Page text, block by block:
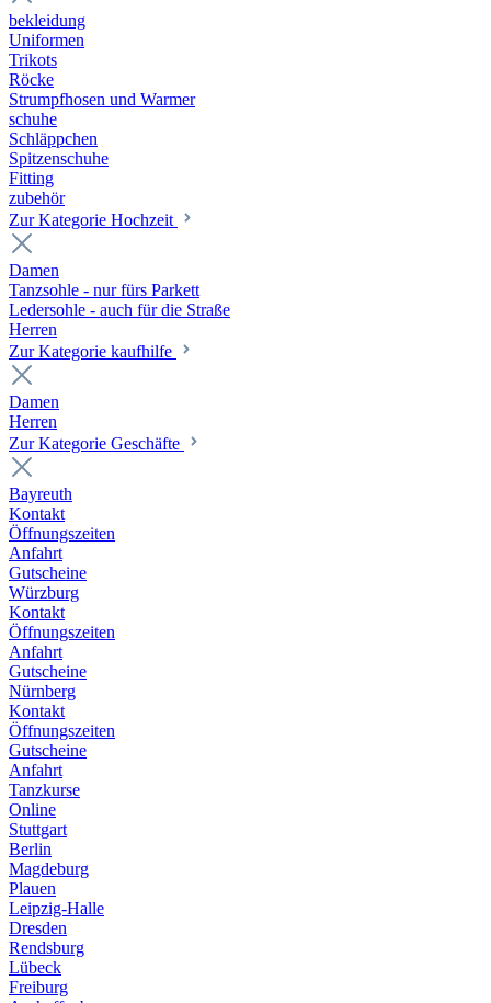
bekleidung
Uniformen
Trikots
Röcke
Strumpfhosen und Warmer
schuhe
Schläppchen
Spitzenschuhe
Fitting
zubehör
Zur Kategorie Hochzeit
Damen
Tanzsohle - nur fürs Parkett
Ledersohle - auch für die Straße
Herren
Zur Kategorie kaufhilfe
Damen
Herren
Zur Kategorie Geschäfte
Bayreuth
Kontakt
Öffnungszeiten
Anfahrt
Gutscheine
Würzburg
Kontakt
Öffnungszeiten
Anfahrt
Gutscheine
Nürnberg
Kontakt
Öffnungszeiten
Gutscheine
Anfahrt
Tanzkurse
Online
Stuttgart
Berlin
Magdeburg
Plauen
Leipzig-Halle
Dresden
Rendsburg
Lübeck
Freiburg